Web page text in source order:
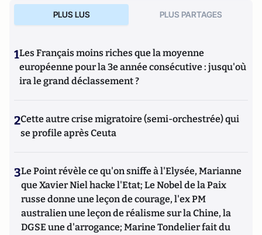
PLUS LUS PLUS PARTAGES
1Les Français moins riches que la moyenne
européenne pour la 3e année consécutive : jusqu'où
ira le grand déclassement ?
2Cette autre crise migratoire (semi-orchestrée) qui
se profile après Ceuta
3Le Point révèle ce qu'on sniffe à l'Elysée, Marianne
que Xavier Niel hacke l'Etat; Le Nobel de la Paix
russe donne une leçon de courage, l'ex PM
australien une leçon de réalisme sur la Chine, la
DGSE une d'arrogance; Marine Tondelier fait du